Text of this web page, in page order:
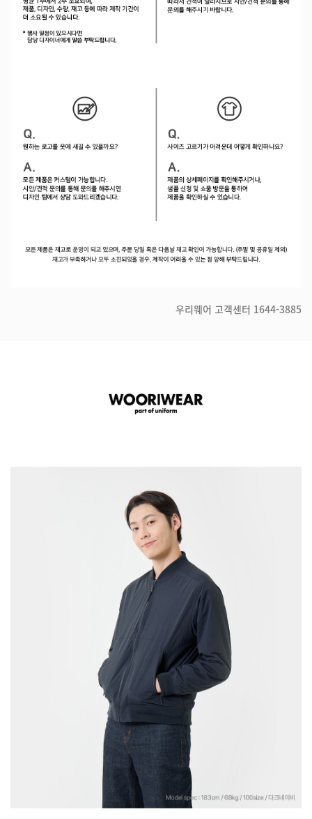
우리웨어 고객센터 1644-3885